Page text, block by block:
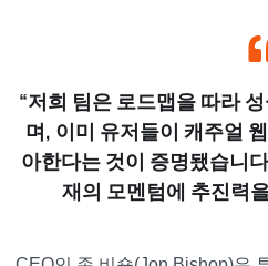
“저희 팀은 로드맵을 따라
며, 이미 유저들이 캐주얼
아한다는 것이 증명됐습니
재의 모멘텀에 추진력